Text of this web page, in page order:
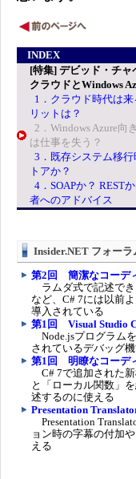
INDEX
[特集] デビッド・チ
クラウドとWindows
1．クラウド時代は来
リットは？
2．Windows Azure向
は仕事を失う？
3．既存システム移
トアか？
4．SOAPか？ REST
者へのアドバイス
Insider.NET フォーラ
第2回 簡潔なコーデ
ラムダ式で記述でき
など、C# 7には以前
導入されている
第1回 Visual Studio
Node.jsプログラム
されているデバッグ
第1回 明瞭なコーデ
C# 7で追加された新
と「ローカル関数」
述するのに使える
Presentation
Presentation
ョン時の字幕の付加
える